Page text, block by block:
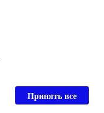
Принять все